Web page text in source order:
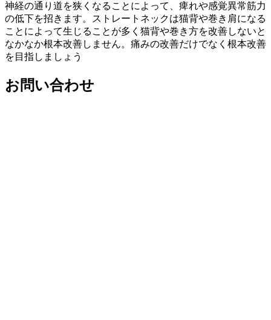
神経の通り道を狭くなることによって、痺れや感覚異常筋力
の低下を招きます。ストレートネックは猫背や巻き肩になる
ことによって生じることが多く猫背や巻き方を改善しないと
なかなか根本改善しません。痛みの改善だけでなく根本改善
を目指しましょう
お問い合わせ